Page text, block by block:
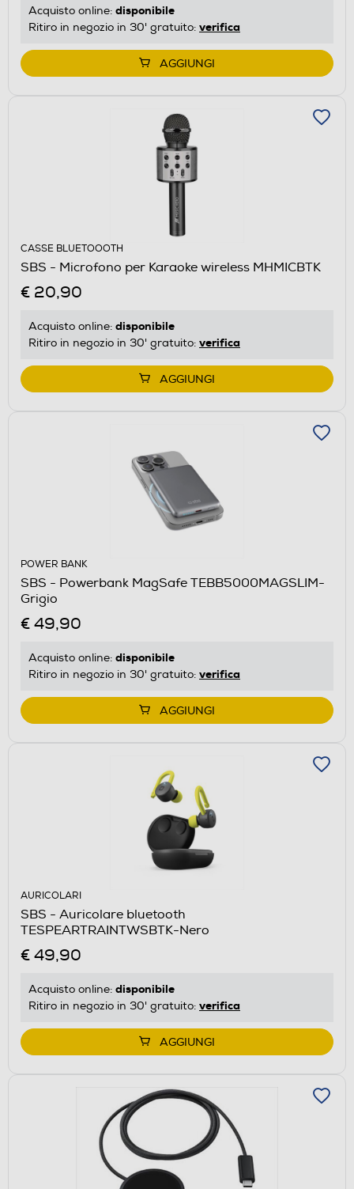
Acquisto online: disponibile
Ritiro in negozio in 30' gratuito: verifica
AGGIUNGI
CASSE BLUETOOOTH
SBS - Microfono per Karaoke wireless MHMICBTK
€ 20,90
Acquisto online: disponibile
Ritiro in negozio in 30' gratuito: verifica
AGGIUNGI
POWER BANK
SBS - Powerbank MagSafe TEBB5000MAGSLIM-
Grigio
€ 49,90
Acquisto online: disponibile
Ritiro in negozio in 30' gratuito: verifica
AGGIUNGI
AURICOLARI
SBS - Auricolare bluetooth
TESPEARTRAINTWSBTK-Nero
€ 49,90
Acquisto online: disponibile
Ritiro in negozio in 30' gratuito: verifica
AGGIUNGI